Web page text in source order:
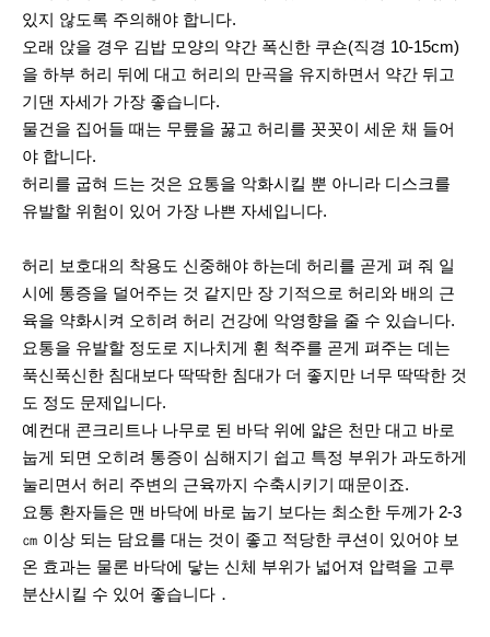
있지 않도록 주의해야 합니다.
오래 앉을 경우 김밥 모양의 약간 폭신한 쿠숀(직경 10-15cm)
을 하부 허리 뒤에 대고 허리의 만곡을 유지하면서 약간 뒤고
기댄 자세가 가장 좋습니다.
물건을 집어들 때는 무릎을 꿇고 허리를 꼿꼿이 세운 채 들어
야 합니다.
허리를 굽혀 드는 것은 요통을 악화시킬 뿐 아니라 디스크를
유발할 위험이 있어 가장 나쁜 자세입니다.
허리 보호대의 착용도 신중해야 하는데 허리를 곧게 펴 줘 일
시에 통증을 덜어주는 것 같지만 장 기적으로 허리와 배의 근
육을 약화시켜 오히려 허리 건강에 악영향을 줄 수 있습니다.
요통을 유발할 정도로 지나치게 휜 척주를 곧게 펴주는 데는
푹신푹신한 침대보다 딱딱한 침대가 더 좋지만 너무 딱딱한 것
도 정도 문제입니다.
예컨대 콘크리트나 나무로 된 바닥 위에 얇은 천만 대고 바로
눕게 되면 오히려 통증이 심해지기 쉽고 특정 부위가 과도하게
눌리면서 허리 주변의 근육까지 수축시키기 때문이죠.
요통 환자들은 맨 바닥에 바로 눕기 보다는 최소한 두께가 2-3
㎝ 이상 되는 담요를 대는 것이 좋고 적당한 쿠션이 있어야 보
온 효과는 물론 바닥에 닿는 신체 부위가 넓어져 압력을 고루
분산시킬 수 있어 좋습니다．